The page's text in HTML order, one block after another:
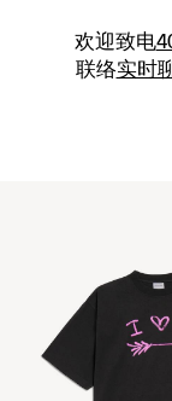
欢迎致电
联络实时